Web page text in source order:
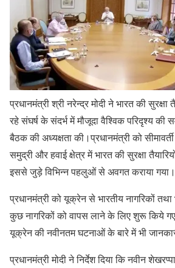
प्रधानमंत्री श्री नरेन्द्र मोदी ने भारत की
रहे संघर्ष के संदर्भ में मौजूदा वैश्विक परिदृश्य की
बैठक की अध्यक्षता की।प्रधानमंत्री को
समुद्री और हवाई क्षेत्र में भारत की सुरक्षा
इससे जुड़े विभिन्न पहलुओं से अवगत कराया गया।
प्रधानमंत्री को यूक्रेन से भारतीय नागरिकों
कुछ नागरिकों को वापस लाने के लिए शुरू किये
यूक्रेन की नवीनतम घटनाओं के बारे में भी
प्रधानमंत्री मोदी ने निर्देश दिया कि नवीन